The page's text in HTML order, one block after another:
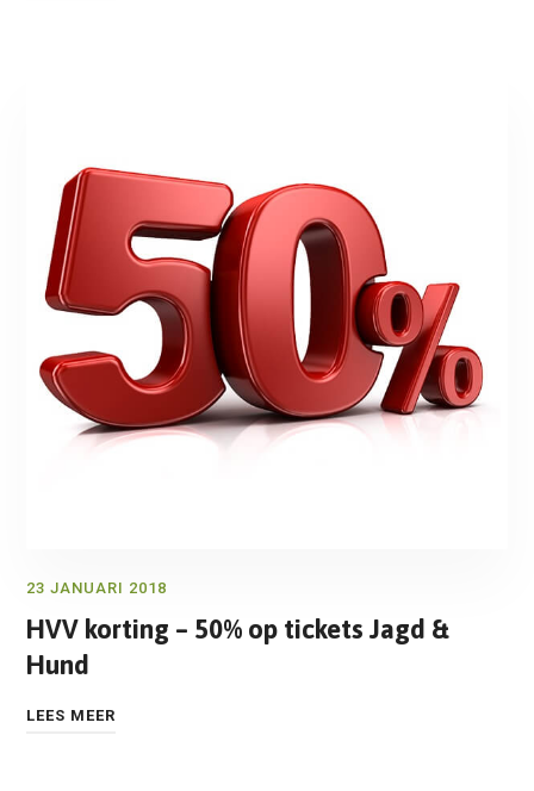
23 JANUARI 2018
HVV korting – 50% op tickets Jagd &
Hund
LEES MEER